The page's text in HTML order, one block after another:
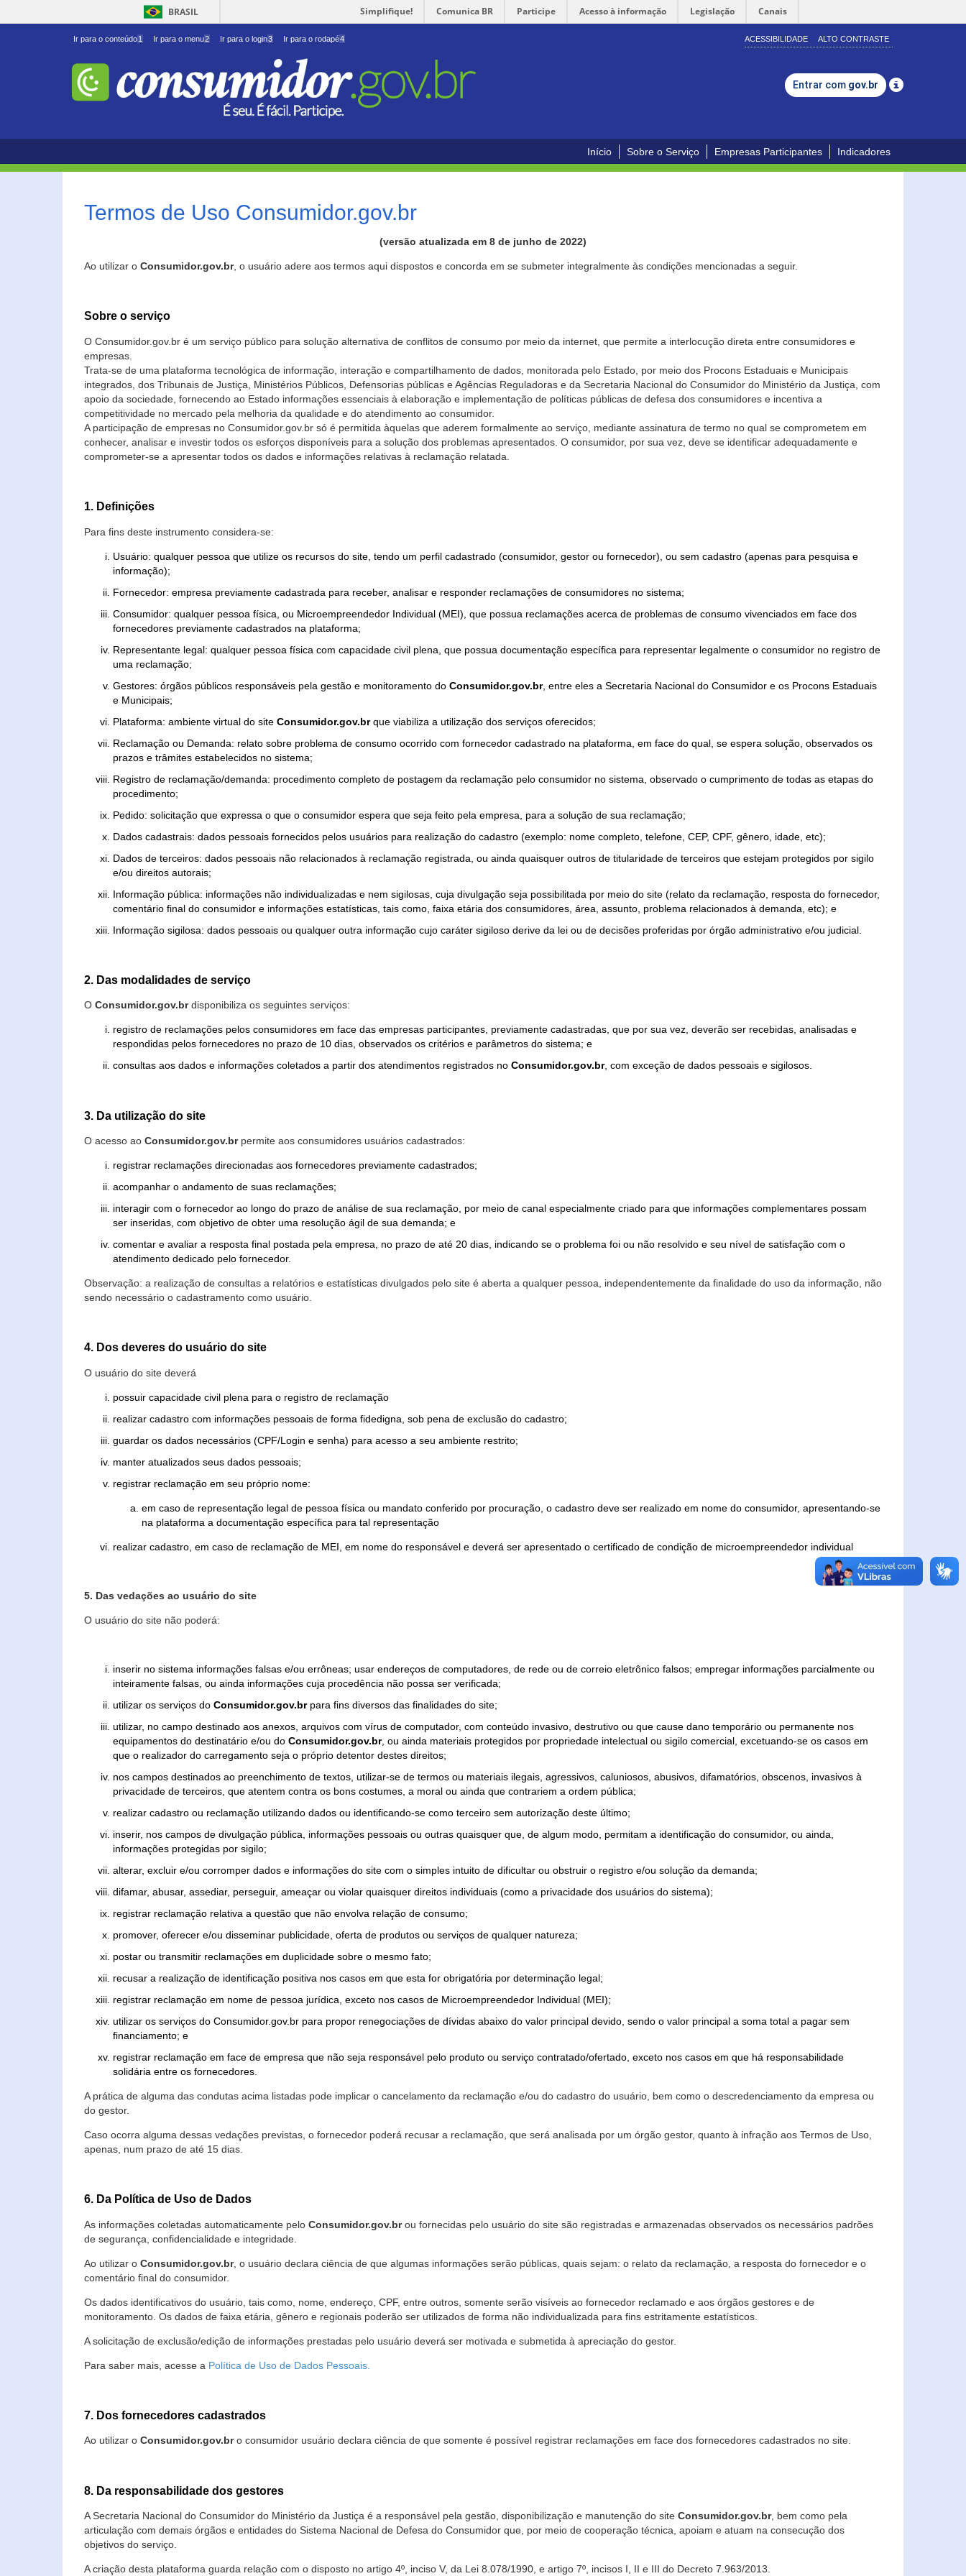
BRASIL Simplifique! Comunica BR Participe Acesso à informação Legislação Canais
Ir para o conteúdo1 Ir para o menu2 Ir para o login3 Ir para o rodapé4 ACESSIBILIDADE ALTO CONTRASTE
Entrar com gov.br
Início Sobre o Serviço Empresas Participantes Indicadores
Termos de Uso Consumidor.gov.br
(versão atualizada em 8 de junho de 2022)
Ao utilizar o Consumidor.gov.br, o usuário adere aos termos aqui dispostos e concorda em se submeter integralmente às condições mencionadas a seguir.
Sobre o serviço
O Consumidor.gov.br é um serviço público para solução alternativa de conflitos de consumo por meio da internet, que permite a interlocução direta entre consumidores e
empresas.
Trata-se de uma plataforma tecnológica de informação, interação e compartilhamento de dados, monitorada pelo Estado, por meio dos Procons Estaduais e Municipais
integrados, dos Tribunais de Justiça, Ministérios Públicos, Defensorias públicas e Agências Reguladoras e da Secretaria Nacional do Consumidor do Ministério da Justiça, com
apoio da sociedade, fornecendo ao Estado informações essenciais à elaboração e implementação de políticas públicas de defesa dos consumidores e incentiva a
competitividade no mercado pela melhoria da qualidade e do atendimento ao consumidor.
A participação de empresas no Consumidor.gov.br só é permitida àquelas que aderem formalmente ao serviço, mediante assinatura de termo no qual se comprometem em
conhecer, analisar e investir todos os esforços disponíveis para a solução dos problemas apresentados. O consumidor, por sua vez, deve se identificar adequadamente e
comprometer-se a apresentar todos os dados e informações relativas à reclamação relatada.
1. Definições
Para fins deste instrumento considera-se:
Usuário: qualquer pessoa que utilize os recursos do site, tendo um perfil cadastrado (consumidor, gestor ou fornecedor), ou sem cadastro (apenas para pesquisa e
informação);
Fornecedor: empresa previamente cadastrada para receber, analisar e responder reclamações de consumidores no sistema;
Consumidor: qualquer pessoa física, ou Microempreendedor Individual (MEI), que possua reclamações acerca de problemas de consumo vivenciados em face dos
fornecedores previamente cadastrados na plataforma;
Representante legal: qualquer pessoa física com capacidade civil plena, que possua documentação específica para representar legalmente o consumidor no registro de
uma reclamação;
Gestores: órgãos públicos responsáveis pela gestão e monitoramento do Consumidor.gov.br, entre eles a Secretaria Nacional do Consumidor e os Procons Estaduais
e Municipais;
Plataforma: ambiente virtual do site Consumidor.gov.brque viabiliza a utilização dos serviços oferecidos;
Reclamação ou Demanda: relato sobre problema de consumo ocorrido com fornecedor cadastrado na plataforma, em face do qual, se espera solução, observados os
prazos e trâmites estabelecidos no sistema;
Registro de reclamação/demanda: procedimento completo de postagem da reclamação pelo consumidor no sistema, observado o cumprimento de todas as etapas do
procedimento;
Pedido: solicitação que expressa o que o consumidor espera que seja feito pela empresa, para a solução de sua reclamação;
Dados cadastrais: dados pessoais fornecidos pelos usuários para realização do cadastro (exemplo: nome completo, telefone, CEP, CPF, gênero, idade, etc);
Dados de terceiros: dados pessoais não relacionados à reclamação registrada, ou ainda quaisquer outros de titularidade de terceiros que estejam protegidos por sigilo
e/ou direitos autorais;
Informação pública: informações não individualizadas e nem sigilosas, cuja divulgação seja possibilitada por meio do site (relato da reclamação, resposta do fornecedor,
comentário final do consumidor e informações estatísticas, tais como, faixa etária dos consumidores, área, assunto, problema relacionados à demanda, etc); e
Informação sigilosa: dados pessoais ou qualquer outra informação cujo caráter sigiloso derive da lei ou de decisões proferidas por órgão administrativo e/ou judicial.
2. Das modalidades de serviço
O Consumidor.gov.brdisponibiliza os seguintes serviços:
registro de reclamações pelos consumidores em face das empresas participantes, previamente cadastradas, que por sua vez, deverão ser recebidas, analisadas e
respondidas pelos fornecedores no prazo de 10 dias, observados os critérios e parâmetros do sistema; e
consultas aos dados e informações coletados a partir dos atendimentos registrados no Consumidor.gov.br, com exceção de dados pessoais e sigilosos.
3. Da utilização do site
O acesso ao Consumidor.gov.brpermite aos consumidores usuários cadastrados:
registrar reclamações direcionadas aos fornecedores previamente cadastrados;
acompanhar o andamento de suas reclamações;
interagir com o fornecedor ao longo do prazo de análise de sua reclamação, por meio de canal especialmente criado para que informações complementares possam
ser inseridas, com objetivo de obter uma resolução ágil de sua demanda; e
comentar e avaliar a resposta final postada pela empresa, no prazo de até 20 dias, indicando se o problema foi ou não resolvido e seu nível de satisfação com o
atendimento dedicado pelo fornecedor.
Observação: a realização de consultas a relatórios e estatísticas divulgados pelo site é aberta a qualquer pessoa, independentemente da finalidade do uso da informação, não
sendo necessário o cadastramento como usuário.
4. Dos deveres do usuário do site
O usuário do site deverá
possuir capacidade civil plena para o registro de reclamação
realizar cadastro com informações pessoais de forma fidedigna, sob pena de exclusão do cadastro;
guardar os dados necessários (CPF/Login e senha) para acesso a seu ambiente restrito;
manter atualizados seus dados pessoais;
registrar reclamação em seu próprio nome:
em caso de representação legal de pessoa física ou mandato conferido por procuração, o cadastro deve ser realizado em nome do consumidor, apresentando-se
na plataforma a documentação específica para tal representação
realizar cadastro, em caso de reclamação de MEI, em nome do responsável e deverá ser apresentado o certificado de condição de microempreendedor individual
5. Das vedações ao usuário do site
O usuário do site não poderá:
inserir no sistema informações falsas e/ou errôneas; usar endereços de computadores, de rede ou de correio eletrônico falsos; empregar informações parcialmente ou
inteiramente falsas, ou ainda informações cuja procedência não possa ser verificada;
utilizar os serviços do Consumidor.gov.brpara fins diversos das finalidades do site;
utilizar, no campo destinado aos anexos, arquivos com vírus de computador, com conteúdo invasivo, destrutivo ou que cause dano temporário ou permanente nos
equipamentos do destinatário e/ou do Consumidor.gov.br, ou ainda materiais protegidos por propriedade intelectual ou sigilo comercial, excetuando-se os casos em
que o realizador do carregamento seja o próprio detentor destes direitos;
nos campos destinados ao preenchimento de textos, utilizar-se de termos ou materiais ilegais, agressivos, caluniosos, abusivos, difamatórios, obscenos, invasivos à
privacidade de terceiros, que atentem contra os bons costumes, a moral ou ainda que contrariem a ordem pública;
realizar cadastro ou reclamação utilizando dados ou identificando-se como terceiro sem autorização deste último;
inserir, nos campos de divulgação pública, informações pessoais ou outras quaisquer que, de algum modo, permitam a identificação do consumidor, ou ainda,
informações protegidas por sigilo;
alterar, excluir e/ou corromper dados e informações do site com o simples intuito de dificultar ou obstruir o registro e/ou solução da demanda;
difamar, abusar, assediar, perseguir, ameaçar ou violar quaisquer direitos individuais (como a privacidade dos usuários do sistema);
registrar reclamação relativa a questão que não envolva relação de consumo;
promover, oferecer e/ou disseminar publicidade, oferta de produtos ou serviços de qualquer natureza;
postar ou transmitir reclamações em duplicidade sobre o mesmo fato;
recusar a realização de identificação positiva nos casos em que esta for obrigatória por determinação legal;
registrar reclamação em nome de pessoa jurídica, exceto nos casos de Microempreendedor Individual (MEI);
utilizar os serviços do Consumidor.gov.br para propor renegociações de dívidas abaixo do valor principal devido, sendo o valor principal a soma total a pagar sem
financiamento; e
registrar reclamação em face de empresa que não seja responsável pelo produto ou serviço contratado/ofertado, exceto nos casos em que há responsabilidade
solidária entre os fornecedores.
A prática de alguma das condutas acima listadas pode implicar o cancelamento da reclamação e/ou do cadastro do usuário, bem como o descredenciamento da empresa ou
do gestor.
Caso ocorra alguma dessas vedações previstas, o fornecedor poderá recusar a reclamação, que será analisada por um órgão gestor, quanto à infração aos Termos de Uso,
apenas, num prazo de até 15 dias.
6. Da Política de Uso de Dados
As informações coletadas automaticamente pelo Consumidor.gov.brou fornecidas pelo usuário do site são registradas e armazenadas observados os necessários padrões
de segurança, confidencialidade e integridade.
Ao utilizar o Consumidor.gov.br, o usuário declara ciência de que algumas informações serão públicas, quais sejam: o relato da reclamação, a resposta do fornecedor e o
comentário final do consumidor.
Os dados identificativos do usuário, tais como, nome, endereço, CPF, entre outros, somente serão visíveis ao fornecedor reclamado e aos órgãos gestores e de
monitoramento. Os dados de faixa etária, gênero e regionais poderão ser utilizados de forma não individualizada para fins estritamente estatísticos.
A solicitação de exclusão/edição de informações prestadas pelo usuário deverá ser motivada e submetida à apreciação do gestor.
Para saber mais, acesse a Política de Uso de Dados Pessoais.
7. Dos fornecedores cadastrados
Ao utilizar o Consumidor.gov.bro consumidor usuário declara ciência de que somente é possível registrar reclamações em face dos fornecedores cadastrados no site.
8. Da responsabilidade dos gestores
A Secretaria Nacional do Consumidor do Ministério da Justiça é a responsável pela gestão, disponibilização e manutenção do site Consumidor.gov.br, bem como pela
articulação com demais órgãos e entidades do Sistema Nacional de Defesa do Consumidor que, por meio de cooperação técnica, apoiam e atuam na consecução dos
objetivos do serviço.
A criação desta plataforma guarda relação com o disposto no artigo 4º, inciso V, da Lei 8.078/1990, e artigo 7º, incisos I, II e III do Decreto 7.963/2013.